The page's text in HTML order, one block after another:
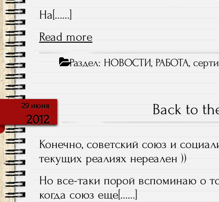
На[……]
Read more
Раздел: НОВОСТИ, РАБОТА,
29 июня
2012
Back to
Конечно, советский союз и
текущих реалиях нереален ))
Но все-таки порой вспоминаю о
когда союз еще[……]